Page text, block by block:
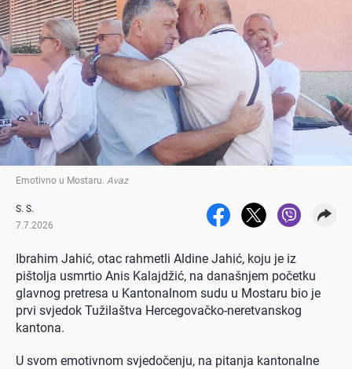
Emotivno u Mostaru Avaz
S. S.
7.7.2026
Ibrahim Jahić, otac rahmetli Aldine Jahić, koju je iz
pištolja usmrtio Anis Kalajdžić, na današnjem početku
glavnog pretresa u Kantonalnom sudu u Mostaru bio je
prvi svjedok Tužilaštva Hercegovačko-neretvanskog
kantona.
U svom emotivnom svjedočenju, na pitanja kantonalne